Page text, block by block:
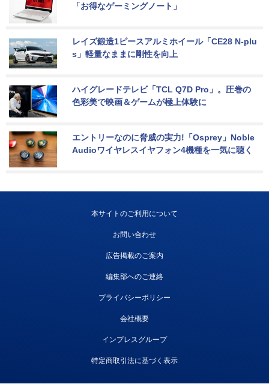
「お得なゲーミングノート」
レイズ鍛造1ピースアルミホイール「CE28 N-plu
s」軽量なままに剛性を向上
ハイグレードテレビ「TCL Q7D Pro」。圧巻の
色彩美で映画＆ゲームが極上体験に
エントリーなのに脅威の実力!「Osprey」Noble
Audioワイヤレスイヤフォン4機種を一気に聴く
本サイトのご利用について
お問い合わせ
広告掲載のご案内
編集部へのご連絡
プライバシーポリシー
会社概要
インプレスグループ
特定商取引法に基づく表示